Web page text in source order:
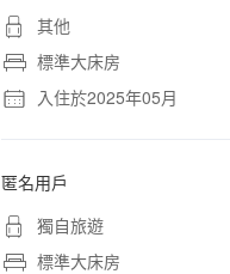
其他
標準大床房
入住於2025年05月
匿名用戶
獨自旅遊
標準大床房